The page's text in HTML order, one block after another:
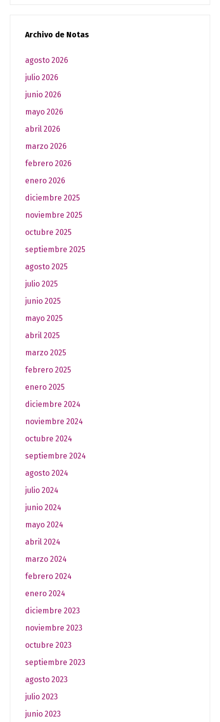
Archivo de Notas
agosto 2026
julio 2026
junio 2026
mayo 2026
abril 2026
marzo 2026
febrero 2026
enero 2026
diciembre 2025
noviembre 2025
octubre 2025
septiembre 2025
agosto 2025
julio 2025
junio 2025
mayo 2025
abril 2025
marzo 2025
febrero 2025
enero 2025
diciembre 2024
noviembre 2024
octubre 2024
septiembre 2024
agosto 2024
julio 2024
junio 2024
mayo 2024
abril 2024
marzo 2024
febrero 2024
enero 2024
diciembre 2023
noviembre 2023
octubre 2023
septiembre 2023
agosto 2023
julio 2023
junio 2023